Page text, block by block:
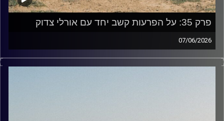
האזנה נעימה!
האוניברסיטה, בספוטיפיי ובכל אפליקציות הפודקאסטים
המוכרות.
פרק 35: על הפרעות קשב יחד עם אורלי צדוק
07/06/2026
בפרק זה אני צוללת לתוך עולם הפרעות הקשב יחד עם אורלי
צדוק.